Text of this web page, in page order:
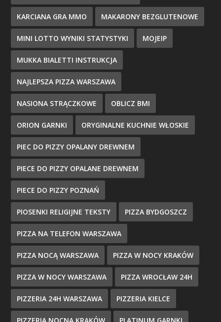
KARCIANA GRA MMO MAKARONY BEZGLUTENOWE
MINI LOTTO WYNIKI STATYSTYKI MOJEIP
MUKKA BIALETTI INSTRUKCJA
NAJLEPSZA PIZZA WARSZAWA
NASIONA STRĄCZKOWE OBLICZ BMI
ORION GARNKI ORYGINALNE KUCHNIE WŁOSKIE
PIEC DO PIZZY OPALANY DREWNEM
PIECE DO PIZZY OPALANE DREWNEM
PIECE DO PIZZY POZNAŃ
PIOSENKI RELIGIJNE TEKSTY PIZZA BYDGOSZCZ
PIZZA NA TELEFON WARSZAWA
PIZZA NOCĄ WARSZAWA PIZZA W NOCY KRAKÓW
PIZZA W NOCY WARSZAWA PIZZA WROCŁAW 24H
PIZZERIA 24H WARSZAWA PIZZERIA KIELCE
PIZZERIA NOCNA KRAKÓW PLATINUM GARNKI